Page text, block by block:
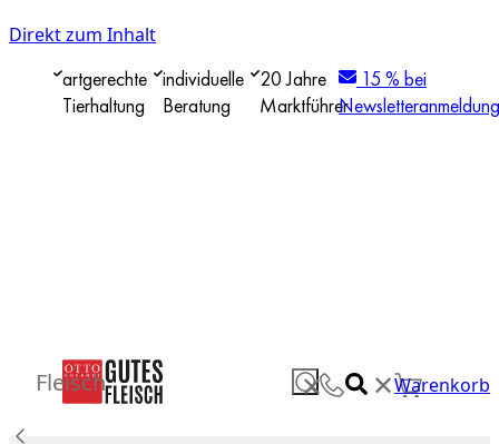
Direkt zum Inhalt
artgerechte
Tierhaltung
individuelle
Beratung
20 Jahre
Marktführer
15 % bei
Newsletteranmeldung
✕ ✕Warenkorb
Fleisch